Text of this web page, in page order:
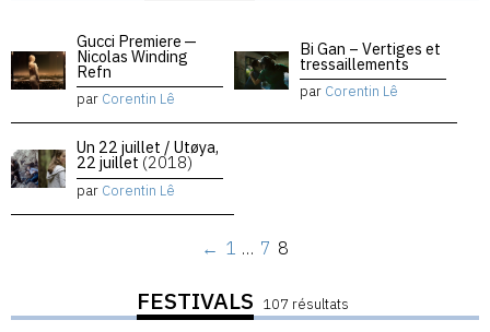
Gucci Premiere —
Nicolas Winding
Refn
par Corentin Lê
Bi Gan – Vertiges et
tressaillements
par Corentin Lê
Un 22 juillet / Utøya,
22 juillet (2018)
par Corentin Lê
← 1 … 7 8
FESTIVALS 107 résultats